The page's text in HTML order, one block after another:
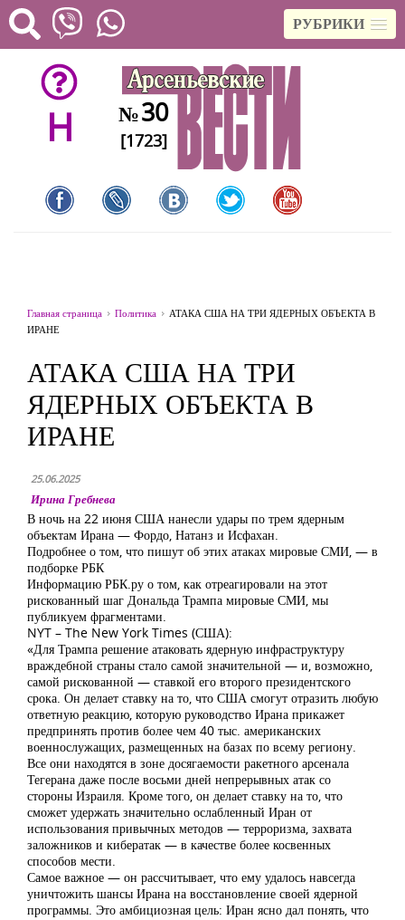
РУБРИКИ
H №30
[1723]
Главная страница Политика
АТАКА США НА ТРИ ЯДЕРНЫХ ОБЪЕКТА В
ИРАНЕ
АТАКА США НА ТРИ
ЯДЕРНЫХ ОБЪЕКТА В
ИРАНЕ
25.06.2025
Ирина Гребнева
В ночь на 22 июня США нанесли удары по трем ядерным
объектам Ирана — Фордо, Натанз и Исфахан.
Подробнее о том, что пишут об этих атаках мировые СМИ, — в
подборке РБК
Информацию РБК.ру о том, как отреагировали на этот
рискованный шаг Дональда Трампа мировые СМИ, мы
публикуем фрагментами.
NYT – The New York Times (США):
«Для Трампа решение атаковать ядерную инфраструктуру
враждебной страны стало самой значительной — и, возможно,
самой рискованной — ставкой его второго президентского
срока. Он делает ставку на то, что США смогут отразить любую
ответную реакцию, которую руководство Ирана прикажет
предпринять против более чем 40 тыс. американских
военнослужащих, размещенных на базах по всему региону.
Все они находятся в зоне досягаемости ракетного арсенала
Тегерана даже после восьми дней непрерывных атак со
стороны Израиля. Кроме того, он делает ставку на то, что
сможет удержать значительно ослабленный Иран от
использования привычных методов — терроризма, захвата
заложников и кибератак — в качестве более косвенных
способов мести.
Самое важное — он рассчитывает, что ему удалось навсегда
уничтожить шансы Ирана на восстановление своей ядерной
программы. Это амбициозная цель: Иран ясно дал понять, что